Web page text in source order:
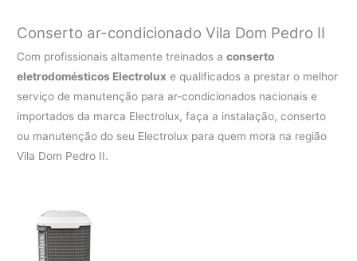
Conserto ar-condicionado Vila Dom Pedro II
Com profissionais altamente treinados aconserto
eletrodomésticos Electrolux e qualificados a prestar o melhor
serviço de manutenção para ar-condicionados nacionais e
importados da marca Electrolux, faça a instalação, conserto
ou manutenção do seu Electrolux para quem mora na região
Vila Dom Pedro II.